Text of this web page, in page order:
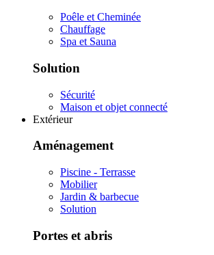
Poêle et Cheminée
Chauffage
Spa et Sauna
Solution
Sécurité
Maison et objet connecté
Extérieur
Aménagement
Piscine - Terrasse
Mobilier
Jardin & barbecue
Solution
Portes et abris